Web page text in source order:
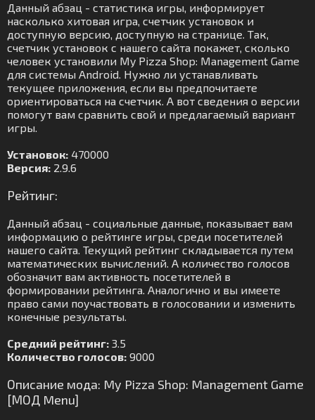
Данный абзац - статистика игры, информирует
насколько хитовая игра, счетчик установок и
доступную версию, доступную на странице. Так,
счетчик установок с нашего сайта покажет, сколько
человек установили My Pizza Shop: Management Game
для системы Android. Нужно ли устанавливать
текущее приложения, если вы предпочитаете
ориентироваться на счетчик. А вот сведения о версии
помогут вам сравнить свой и предлагаемый вариант
игры.
Установок: 470000
Версия: 2.9.6
Рейтинг:
Данный абзац - социальные данные, показывает вам
информацию о рейтинге игры, среди посетителей
нашего сайта. Текущий рейтинг складывается путем
математических вычислений. А количество голосов
обозначит вам активность посетителей в
формировании рейтинга. Аналогично и вы имеете
право сами поучаствовать в голосовании и изменить
конечные результаты.
Средний рейтинг: 3.5
Количество голосов: 9000
Описание мода: My Pizza Shop: Management Game
[МОД Menu]